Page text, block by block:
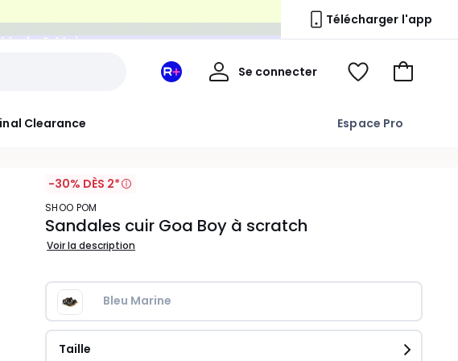
& Maison Télécharger l'app
Clearance Espace Pro
Mon
Se connecter
Mon
Voir
Aller
-30% DÈS 2*
SHOO POM
Sandales cuir Goa Boy à scratch
Voir la description
Bleu Marine
Taille